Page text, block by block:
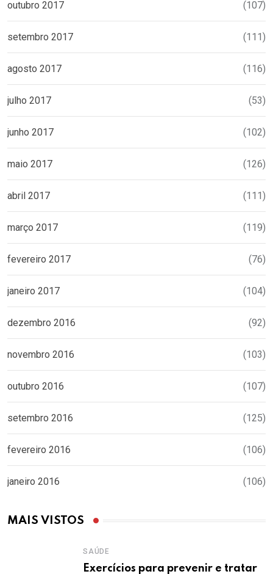
outubro 2017 (107)
setembro 2017 (111)
agosto 2017 (116)
julho 2017 (53)
junho 2017 (102)
maio 2017 (126)
abril 2017 (111)
março 2017 (119)
fevereiro 2017 (76)
janeiro 2017 (104)
dezembro 2016 (92)
novembro 2016 (103)
outubro 2016 (107)
setembro 2016 (125)
fevereiro 2016 (106)
janeiro 2016 (106)
MAIS VISTOS
SAÚDE
Exercícios para prevenir e tratar